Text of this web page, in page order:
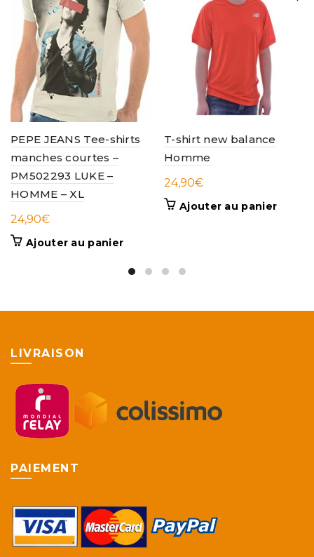
PEPE JEANS Tee-shirts
manches courtes –
PM502293 LUKE –
HOMME – XL
24,90€
Ajouter au panier
T-shirt new balance
Homme
24,90€
Ajouter au panier
LIVRAISON
PAIEMENT